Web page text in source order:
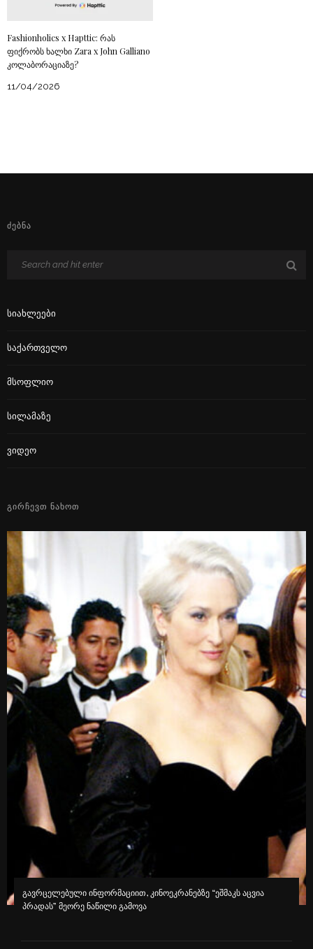
Fashionholics x Hapttic: რას
ფიქრობს ხალხი Zara x John Galliano
კოლაბორაციაზე?
11/04/2026
ᲫᲔᲑᲜᲐ
Სიახლეები
Საქართველო
Მსოფლიო
Სილამაზე
Ვიდეო
ᲒᲘᲠᲩᲔᲕᲗ ᲜᲐᲮᲝᲗ
გავრცელებული ინფორმაციით, კინოეკრანებზე “ეშმაკს აცვია
პრადას” მეორე ნაწილი გამოვა